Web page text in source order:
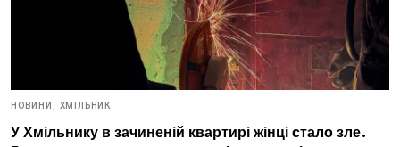
НОВИНИ, ХМІЛЬНИК
У Хмільнику в зачиненій квартирі жінці стало зле.